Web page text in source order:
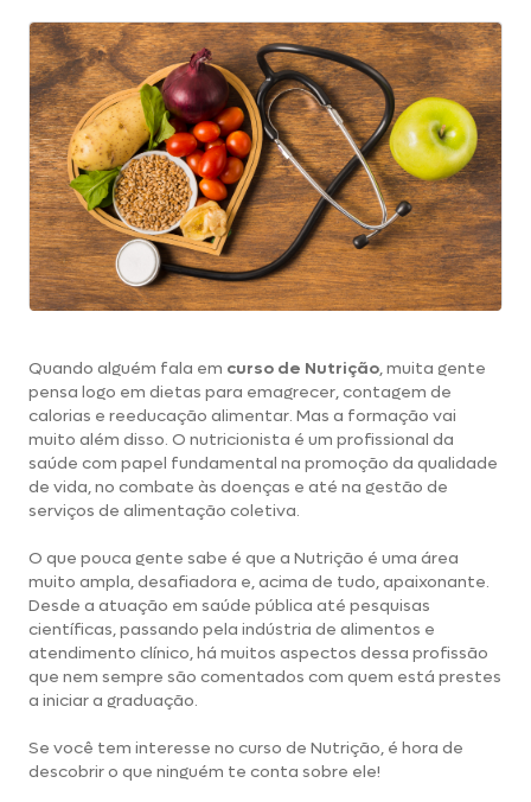
Quando alguém fala em curso de Nutrição, muita gente
pensa logo em dietas para emagrecer, contagem de
calorias e reeducação alimentar. Mas a formação vai
muito além disso. O nutricionista é um profissional da
saúde com papel fundamental na promoção da qualidade
de vida, no combate às doenças e até na gestão de
serviços de alimentação coletiva.
O que pouca gente sabe é que a Nutrição é uma área
muito ampla, desafiadora e, acima de tudo, apaixonante.
Desde a atuação em saúde pública até pesquisas
científicas, passando pela indústria de alimentos e
atendimento clínico, há muitos aspectos dessa profissão
que nem sempre são comentados com quem está prestes
a iniciar a graduação.
Se você tem interesse no curso de Nutrição, é hora de
descobrir o que ninguém te conta sobre ele!